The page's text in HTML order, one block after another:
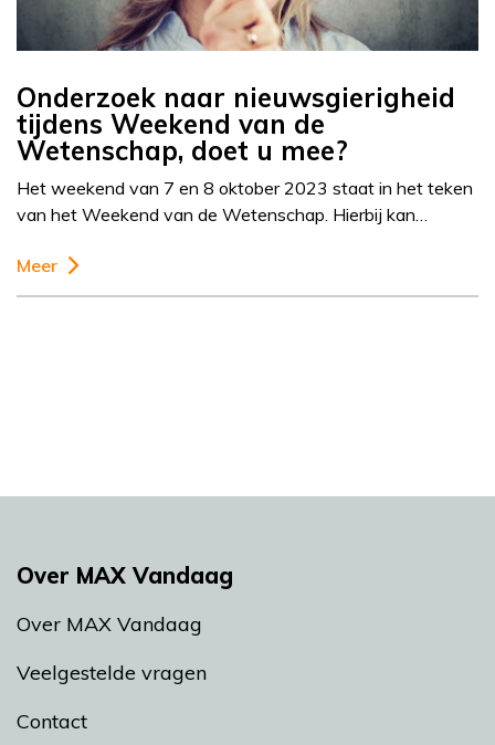
Onderzoek naar nieuwsgierigheid
tijdens Weekend van de
Wetenschap, doet u mee?
Het weekend van 7 en 8 oktober 2023 staat in het teken
van het Weekend van de Wetenschap. Hierbij kan…
Meer
Over MAX Vandaag
Over MAX Vandaag
Veelgestelde vragen
Contact